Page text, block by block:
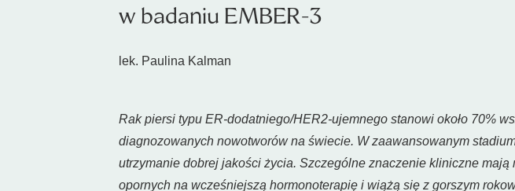
w badaniu EMBER-3
lek. Paulina Kalman
Rak piersi typu ER-dodatniego/HER2-ujemnego stanowi około 70%
diagnozowanych nowotworów na świecie. W zaawansowanym
utrzymanie dobrej jakości życia. Szczególne znaczenie kliniczne
opornych na wcześniejszą hormonoterapię i wiążą się z gorszym